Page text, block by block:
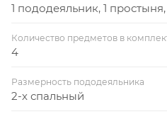
1 пододеяльник, 1
Количество предметов в
4
Размерность пододеяльника
2-х спальный